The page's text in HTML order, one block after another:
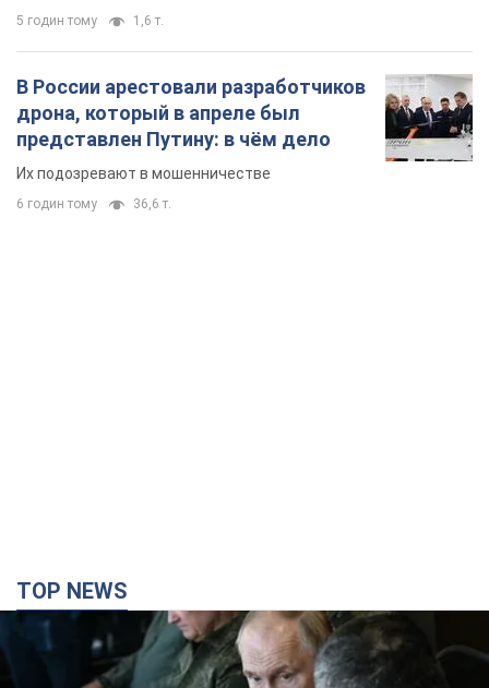
5 годин тому 1,6 т.
В России арестовали разработчиков
дрона, который в апреле был
представлен Путину: в чём дело
Их подозревают в мошенничестве
6 годин тому 36,6 т.
TOP NEWS